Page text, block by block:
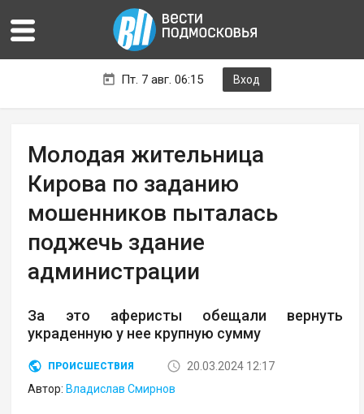
Пт. 7 авг. 06:15 Вход
Молодая жительница
Кирова по заданию
мошенников пыталась
поджечь здание
администрации
За это аферисты обещали вернуть
украденную у нее крупную сумму
ПРОИСШЕСТВИЯ
20.03.2024 12:17
Автор: Владислав Смирнов